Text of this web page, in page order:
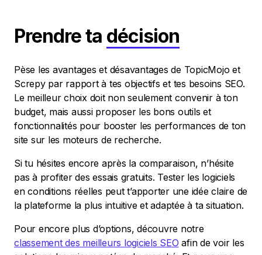
Prendre ta décision
Pèse les avantages et désavantages de TopicMojo et
Screpy par rapport à tes objectifs et tes besoins SEO.
Le meilleur choix doit non seulement convenir à ton
budget, mais aussi proposer les bons outils et
fonctionnalités pour booster les performances de ton
site sur les moteurs de recherche.
Si tu hésites encore après la comparaison, n’hésite
pas à profiter des essais gratuits. Tester les logiciels
en conditions réelles peut t’apporter une idée claire de
la plateforme la plus intuitive et adaptée à ta situation.
Pour encore plus d’options, découvre notre
classement des meilleurs logiciels SEO afin de voir les